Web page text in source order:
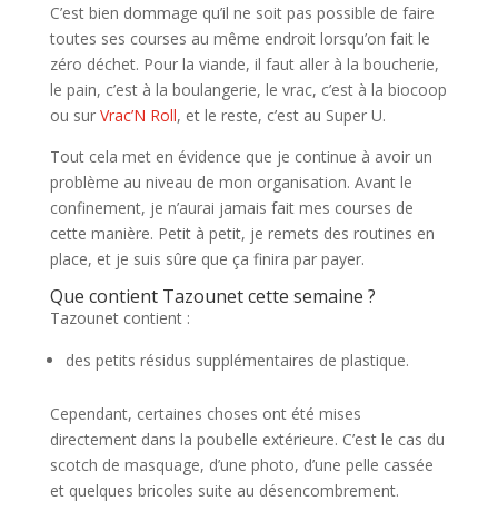
C’est bien dommage qu’il ne soit pas possible de faire
toutes ses courses au même endroit lorsqu’on fait le
zéro déchet. Pour la viande, il faut aller à la boucherie,
le pain, c’est à la boulangerie, le vrac, c’est à la biocoop
ou sur Vrac’N Roll, et le reste, c’est au Super U.
Tout cela met en évidence que je continue à avoir un
problème au niveau de mon organisation. Avant le
confinement, je n’aurai jamais fait mes courses de
cette manière. Petit à petit, je remets des routines en
place, et je suis sûre que ça finira par payer.
Que contient Tazounet cette semaine ?
Tazounet contient :
des petits résidus supplémentaires de plastique.
Cependant, certaines choses ont été mises
directement dans la poubelle extérieure. C’est le cas du
scotch de masquage, d’une photo, d’une pelle cassée
et quelques bricoles suite au désencombrement.